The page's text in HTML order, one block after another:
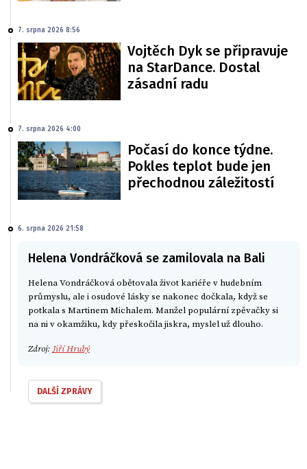
7. srpna 2026 8:56
Vojtěch Dyk se připravuje
na StarDance. Dostal
zásadní radu
7. srpna 2026 4:00
Počasí do konce týdne.
Pokles teplot bude jen
přechodnou záležitostí
6. srpna 2026 21:58
Helena Vondráčková se zamilovala na Bali
Helena Vondráčková obětovala život kariéře v hudebním
průmyslu, ale i osudové lásky se nakonec dočkala, když se
potkala s Martinem Michalem. Manžel populární zpěvačky si
na ni v okamžiku, kdy přeskočila jiskra, myslel už dlouho.
Zdroj: Jiří Hrubý
DALŠÍ ZPRÁVY